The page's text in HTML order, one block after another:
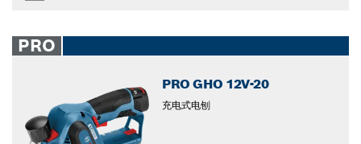
PRO
PRO GHO 12V-20
充电式电刨